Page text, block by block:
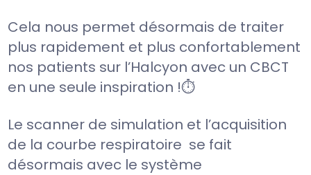
Cela nous permet désormais de traiter
plus rapidement et plus confortablement
nos patients sur l’Halcyon avec un CBCT
en une seule inspiration !⏱️
Le scanner de simulation et l’acquisition
de la courbe respiratoire se fait
désormais avec le système